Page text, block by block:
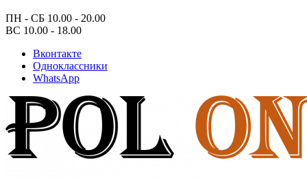
ПН - СБ 10.00 - 20.00
ВС 10.00 - 18.00
Вконтакте
Одноклассники
WhatsApp